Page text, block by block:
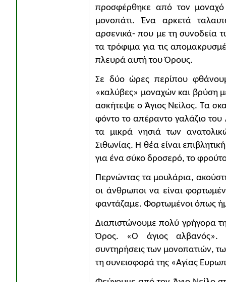
προσφέρθηκε από τον μοναχό
μονοπάτι. Ένα αρκετά
αρσενικά- που με τη συνοδεία
τα τρόφιμα για τις
πλευρά αυτή του Όρους.
Σε δύο ώρες περίπου
«καλύβες» μοναχών και βρύση
ασκήτεψε ο Άγιος Νείλος. Τα
φόντο το απέραντο γαλάζιο του
τα μικρά νησιά των
Σιθωνίας. Η θέα είναι
για ένα σύκο δροσερό, το
Περνώντας τα μουλάρια,
οι άνθρωποι να είναι
φαντάζαμε. Φορτωμένοι όπως
Διαπιστώνουμε πολύ γρήγορα
Όρος. «Ο άγιος αλβανός».
συντηρήσεις των μονοπατιών,
τη συνεισφορά της «Αγίας